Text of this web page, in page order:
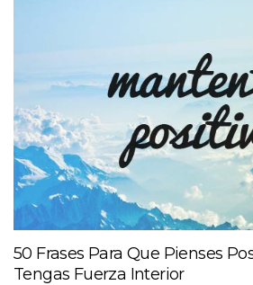
50 Frases Para Que Pienses
Tengas Fuerza Interior